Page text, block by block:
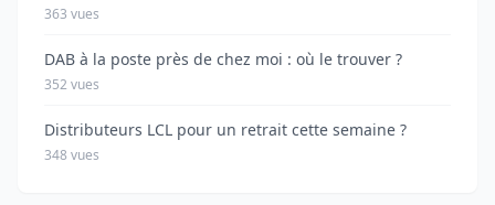
363 vues
DAB à la poste près de chez moi : où le trouver ?
352 vues
Distributeurs LCL pour un retrait cette semaine ?
348 vues